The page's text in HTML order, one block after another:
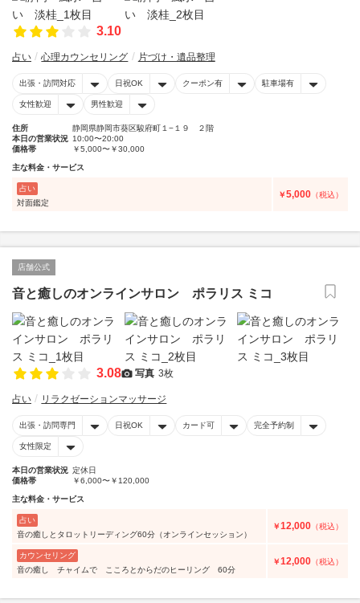
3.10
占い 心理カウンセリング 片づけ・遺品整理
出張・訪問対応 日祝OK クーポン有 駐車場有
女性歓迎 男性歓迎
住所
静岡県静岡市葵区駿府町１−１９ ２階
本日の営業状況 10:00〜20:00
価格帯
￥5,000〜￥30,000
主な料金・サービス
占い
対面鑑定
￥5,000 （税込）
店舗公式
音と癒しのオンラインサロン ポラリス ミコ
3.08 写真 3枚
占い リラクゼーションマッサージ
出張・訪問専門 日祝OK カード可 完全予約制
女性限定
本日の営業状況 定休日
価格帯
￥6,000〜￥120,000
主な料金・サービス
占い
音の癒しとタロットリーディング60分（オンラインセッション）
￥12,000 （税込）
カウンセリング
音の癒し チャイムで こころとからだのヒーリング 60分
￥12,000 （税込）